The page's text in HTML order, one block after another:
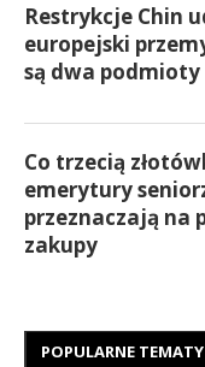
Restrykcje Chin
europejski
są dwa podmioty
Co trzecią
emerytury
przeznaczają na
zakupy
POPULARNE TEMATY